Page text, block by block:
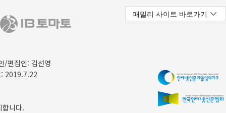
/편집인: 김선영
2019.7.22
니다.